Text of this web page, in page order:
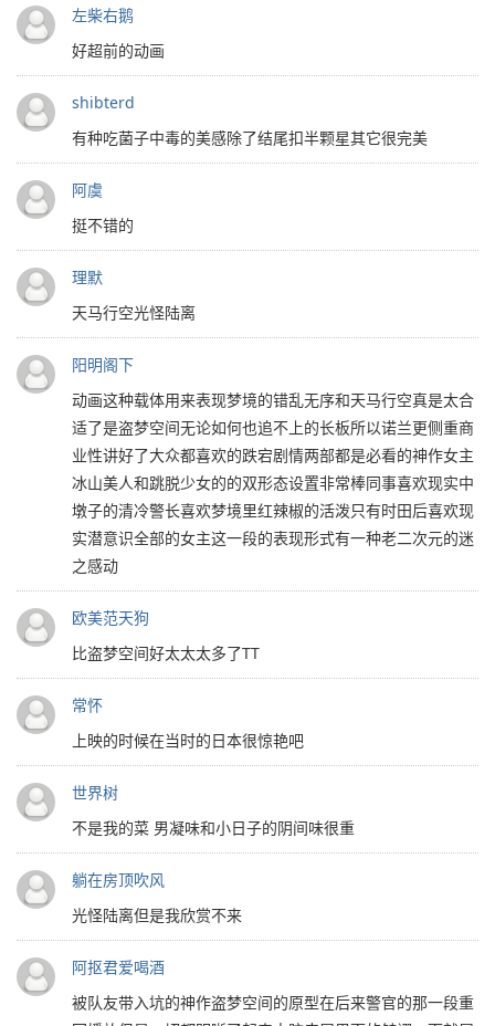
左柴右鹅
好超前的动画
shibterd
有种吃菌子中毒的美感除了结尾扣半颗星其它很完美
阿虞
挺不错的
理默
天马行空光怪陆离
阳明阁下
动画这种载体用来表现梦境的错乱无序和天马行空真是太合
适了是盗梦空间无论如何也追不上的长板所以诺兰更侧重商
业性讲好了大众都喜欢的跌宕剧情两部都是必看的神作女主
冰山美人和跳脱少女的的双形态设置非常棒同事喜欢现实中
墩子的清冷警长喜欢梦境里红辣椒的活泼只有时田后喜欢现
实潜意识全部的女主这一段的表现形式有一种老二次元的迷
之感动
欧美范天狗
比盗梦空间好太太太多了TT
常怀
上映的时候在当时的日本很惊艳吧
世界树
不是我的菜 男凝味和小日子的阴间味很重
躺在房顶吹风
光怪陆离但是我欣赏不来
阿抠君爱喝酒
被队友带入坑的神作盗梦空间的原型在后来警官的那一段重